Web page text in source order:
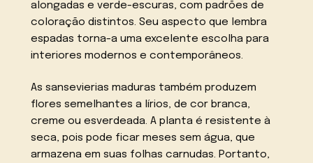
alongadas e verde-escuras, com padrões de
coloração distintos. Seu aspecto que lembra
espadas torna-a uma excelente escolha para
interiores modernos e contemporâneos.
As sansevierias maduras também produzem
flores semelhantes a lírios, de cor branca,
creme ou esverdeada. A planta é resistente à
seca, pois pode ficar meses sem água, que
armazena em suas folhas carnudas. Portanto,